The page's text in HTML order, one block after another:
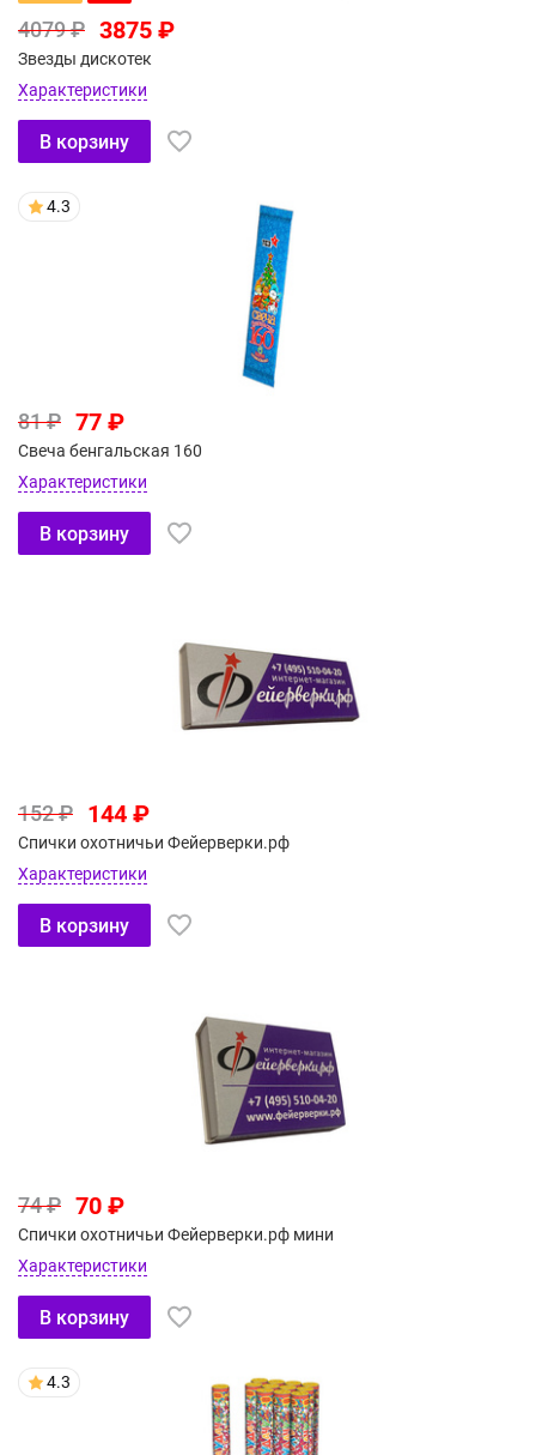
4079 ₽ 3875 ₽
Звезды дискотек
Характеристики
В корзину
4.3
81 ₽ 77 ₽
Свеча бенгальская 160
Характеристики
В корзину
152 ₽ 144 ₽
Спички охотничьи Фейерверки.рф
Характеристики
В корзину
74 ₽ 70 ₽
Спички охотничьи Фейерверки.рф мини
Характеристики
В корзину
4.3